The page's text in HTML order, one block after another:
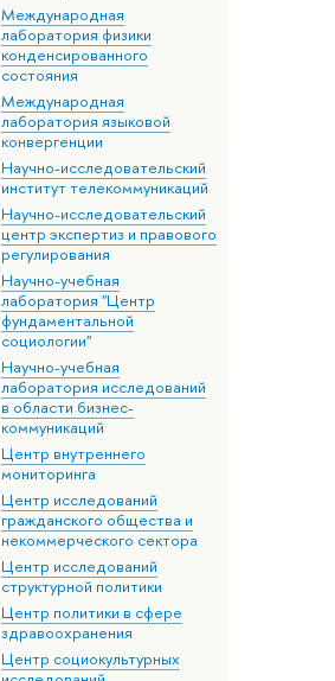
Международная
лаборатория физики
конденсированного
состояния
Международная
лаборатория языковой
конвергенции
Научно-исследовательский
институт телекоммуникаций
Научно-исследовательский
центр экспертиз и правового
регулирования
Научно-учебная
лаборатория "Центр
фундаментальной
социологии"
Научно-учебная
лаборатория исследований
в области бизнес-
коммуникаций
Центр внутреннего
мониторинга
Центр исследований
гражданского общества и
некоммерческого сектора
Центр исследований
структурной политики
Центр политики в сфере
здравоохранения
Центр социокультурных